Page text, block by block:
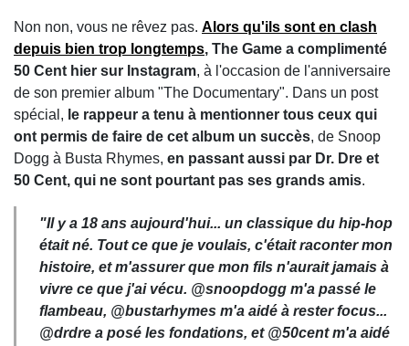
Non non, vous ne rêvez pas. Alors qu'ils sont en clash
depuis bien trop longtemps, The Game a complimenté
50 Cent hier sur Instagram, à l'occasion de l'anniversaire
de son premier album "The Documentary". Dans un post
spécial, le rappeur a tenu à mentionner tous ceux qui
ont permis de faire de cet album un succès, de Snoop
Dogg à Busta Rhymes, en passant aussi par Dr. Dre et
50 Cent, qui ne sont pourtant pas ses grands amis.
"Il y a 18 ans aujourd'hui... un classique du hip-hop
était né. Tout ce que je voulais, c'était raconter mon
histoire, et m'assurer que mon fils n'aurait jamais à
vivre ce que j'ai vécu. @snoopdogg m'a passé le
flambeau, @bustarhymes m'a aidé à rester focus...
@drdre a posé les fondations, et @50cent m'a aidé